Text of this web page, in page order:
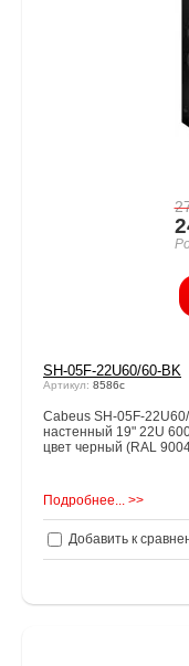
SH-05F-22U60/60-BK
Артикул: 8586c
Cabeus SH-05F-
настенный 19" 22U
цвет черный (RAL
Подробнее... >>
Добавить к